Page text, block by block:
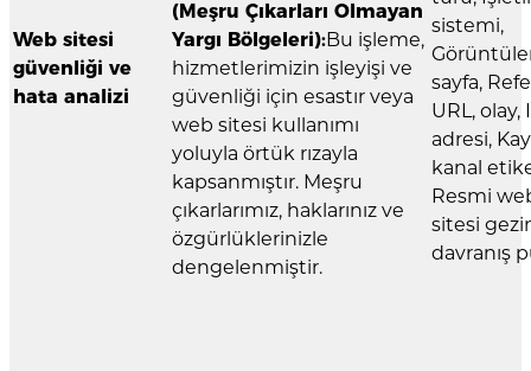
Web sitesi
güvenliği ve
hata analizi
(Meşru Çıkarları Olmayan
Yargı Bölgeleri):Bu işleme,
hizmetlerimizin işleyişi ve
güvenliği için esastır veya
web sitesi kullanımı
yoluyla örtük rızayla
kapsanmıştır. Meşru
çıkarlarımız, haklarınız ve
özgürlüklerinizle
dengelenmiştir.
sistemi,
sayfa,
URL, olay,
adresi,
kanal
Resmi
sitesi
davranış